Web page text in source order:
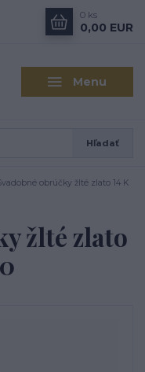
Menu
Hľadať
0 ks
0,00 EUR
obrúčky žlté zlato 14 K
žlté zlato